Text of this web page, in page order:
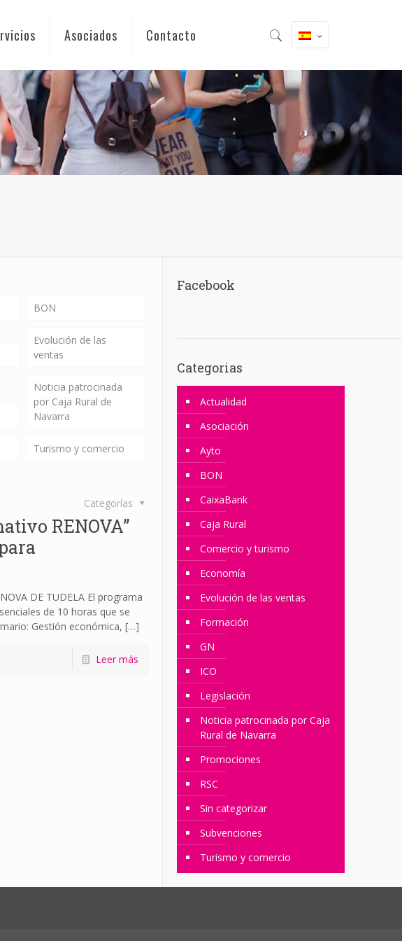
Asociados Contacto
BON
Evolución de las
ventas
Noticia patrocinada
por Caja Rural de
Navarra
Turismo y comercio
Categorías
RENOVA”
DE TUDELA El programa
de 10 horas que se
Gestión económica, […]
Leer más
Facebook
Categorias
Actualidad
Asociación
Ayto
BON
CaixaBank
Caja Rural
Comercio y turismo
Economía
Evolución de las ventas
Formación
GN
ICO
Legislación
Noticia patrocinada por Caja
Rural de Navarra
Promociones
RSC
Sin categorizar
Subvenciones
Turismo y comercio